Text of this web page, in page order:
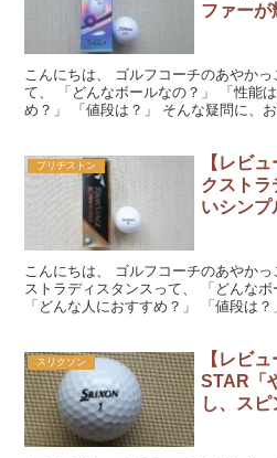
ファーが
こんにちは、 ゴルフコーチのあやか
て、 「どんなボールなの？」 「性能
め？」 「値段は？」 そんな疑問に、
ブリヂストン
【レビ
クストラ
いシンプ
こんにちは、 ゴルフコーチのあやか
ストラディスタンスって、 「どんなボ
「どんな人におすすめ？」 「値段は
スリクソン
【レビ
STAR「
し、ス